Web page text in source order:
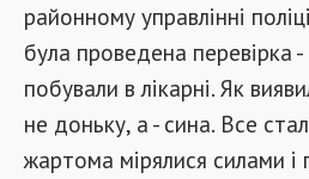
районному управлінні
була проведена перевірка -
побували в лікарні. Як
не доньку, а - сина. Все
жартома мірялися силами і